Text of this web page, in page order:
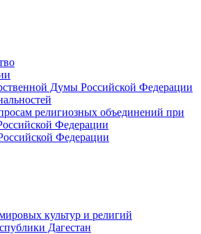
Думы Российской Федерации
религиозных объединений при
Федерации
Федерации
культур и религий
Дагестан